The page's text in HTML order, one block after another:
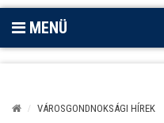
MENÜ
VÁROSGONDNOKSÁGI HÍREK